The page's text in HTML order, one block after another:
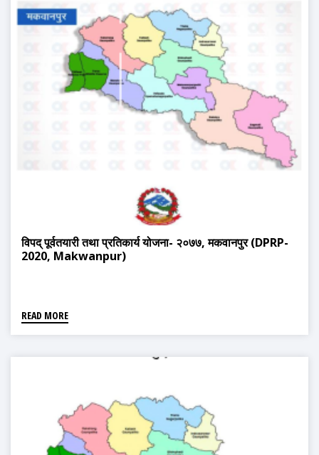
विपद् पूर्वतयारी तथा प्रतिकार्य योजना- २०७७, मकवानपुर (DPRP-
2020, Makwanpur)
READ MORE